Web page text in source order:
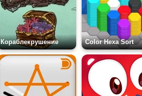
Кораблекрушение Color Hexa Sort